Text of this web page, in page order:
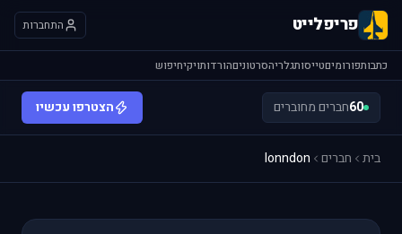
פריפלייט התחברות
כתבותפורומיםטייסותגלריהסרטוניםהורדותויקיחיפוש
60חברים מחוברים הצטרפו עכשיו
בית חברים lonndon